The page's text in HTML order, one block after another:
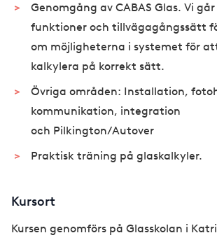
Genomgång av CABAS Glas. Vi
funktioner och tillvägagångssätt
om möjligheterna i systemet för
kalkylera på korrekt sätt.
Övriga områden: Installation,
kommunikation, integration
och Pilkington/Autover
Praktisk träning på glaskalkyler.
Kursort
Kursen genomförs på Glasskolan i